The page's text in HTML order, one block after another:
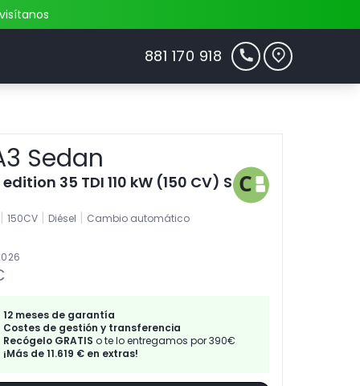
881 170 918
Sedan
35 TDI 110 kW (150 CV) S
| 150CV | Diésel | Cambio automático
12 meses de garantía
Costes de gestión y transferencia
Recógelo GRATIS o te lo entregamos por 390€
¡Más de 11.619 € en extras!